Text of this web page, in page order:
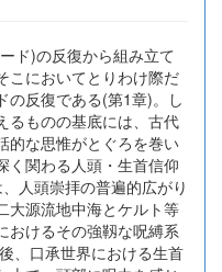
ド)の反復から組み立て
こにおいてとりわけ際だ
の反復である(第1章)。し
るものの基底には、古代
的な思惟がとぐろを巻い
く関わる人頭・生首信仰
人頭崇拝の普遍的広がり
大源流地中海とケルト等
おけるその強靱な呪縛系
、口承世界における生首